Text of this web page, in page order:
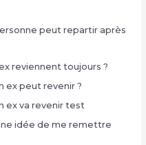
peut repartir après
reviennent toujours ?
ex peut revenir ?
ex va revenir test
idée de me remettre